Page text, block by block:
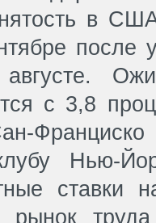
в
после
с 3,8
Нью-
ставки
труда